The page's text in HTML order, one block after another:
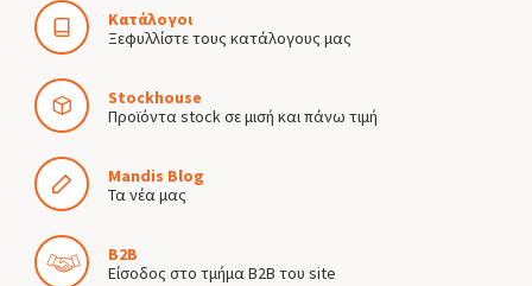
Κατάλογοι
Ξεφυλλίστε τους κατάλογους μας
Stockhouse
Προϊόντα stock σε μισή και πάνω τιμή
Mandis Blog
Τα νέα μας
B2B
Είσοδος στο τμήμα B2B του site